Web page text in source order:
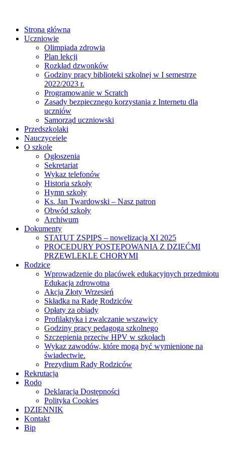
Strona główna
Uczniowie
Olimpiada zdrowia
Plan lekcji
Rozkład dzwonków
Godziny pracy biblioteki szkolnej w I semestrze
2022/2023 r.
Programowanie w Scratch
Zasady bezpiecznego korzystania z Internetu dla
uczniów
Samorząd uczniowski
Przedszkolaki
Nauczyceiele
O szkole
Ogłoszenia
Sekretariat
Wykaz telefonów
Historia szkoły
Hymn szkoły
Ks. Jan Twardowski – Nasz patron
Obwód szkoły
Archiwum
Dokumenty
STATUT ZSPIPS – nowelizacja XI 2025
PROCEDURY POSTĘPOWANIA Z DZIEĆMI
PRZEWLEKLE CHORYMI
Rodzice
Wprowadzenie do placówek edukacyjnych przedmiotu
Edukacja zdrowotna
Akcja Złoty Wrzesień
Składka na Radę Rodziców
Opłaty za obiady
Profilaktyka i zwalczanie wszawicy
Godziny pracy pedagoga szkolnego
Szczepienia przeciw HPV w szkołach
Wykaz zawodów, które mogą być wymienione na
świadectwie.
Prezydium Rady Rodziców
Rekrutacja
Rodo
Deklaracja Dostępności
Polityka Cookies
DZIENNIK
Kontakt
Bip